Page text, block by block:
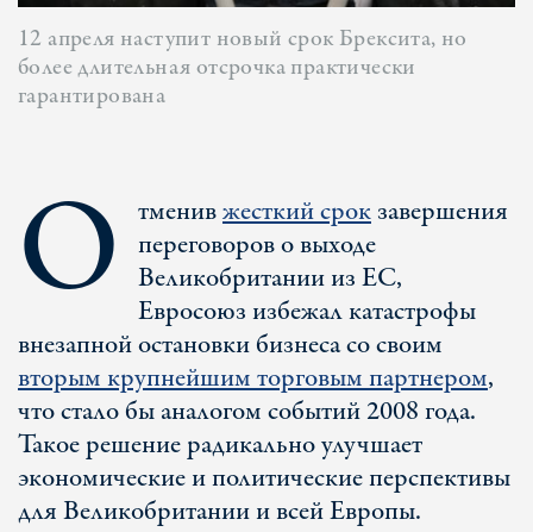
12 апреля наступит новый срок Брексита, но
более длительная отсрочка практически
гарантирована
О тменивжесткий срокзавершения
переговоров о выходе
Великобритании из ЕС,
Евросоюз избежал катастрофы
внезапной остановки бизнеса со своим
вторым крупнейшим торговым партнером,
что стало бы аналогом событий 2008 года.
Такое решение радикально улучшает
экономические и политические перспективы
для Великобритании и всей Европы.